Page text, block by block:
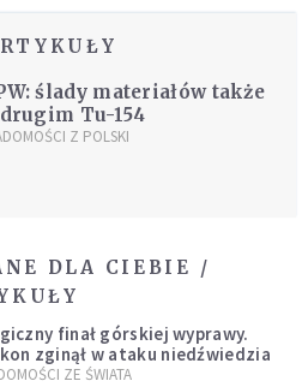
ślady materiałów także
Tu-154
Z POLSKI
DLA CIEBIE /
finał górskiej wyprawy.
zginął w ataku niedźwiedzia
ZE ŚWIATA